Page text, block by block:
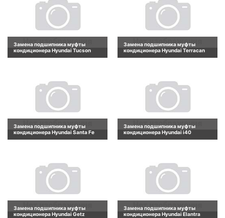
Замена подшипника муфты
кондиционера Hyundai Tucson
Замена подшипника муфты
кондиционера Hyundai Terracan
Замена подшипника муфты
кондиционера Hyundai Santa Fe
Замена подшипника муфты
кондиционера Hyundai i40
Замена подшипника муфты
кондиционера Hyundai Getz
Замена подшипника муфты
кондиционера Hyundai Elantra